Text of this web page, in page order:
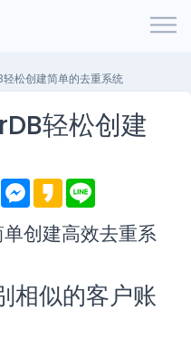
松创建简单的去重系统
轻松创建
W
h
M
e
s
e
e
r
K
a
a
o
e
创建高效去重系
相似的客户账